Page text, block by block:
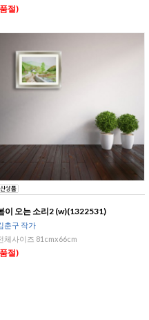
절)
이 오는 소리2 (w)(1322531)
춘구 작가
체사이즈 81cmx66cm
절)